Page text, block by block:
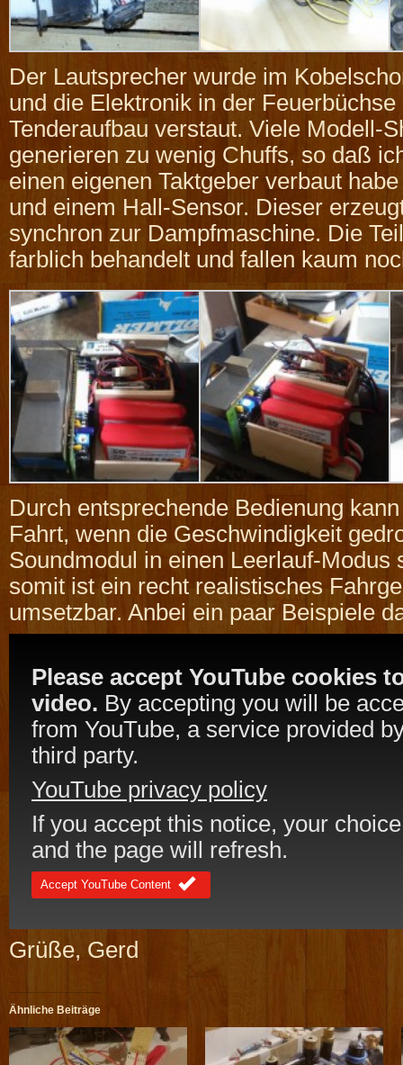
Der Lautsprecher wurde im
und die Elektronik in der Feuerbüchse
Tenderaufbau verstaut. Viele Modell-
generieren zu wenig Chuffs, so daß
einen eigenen Taktgeber verbaut
und einem Hall-Sensor. Dieser
synchron zur Dampfmaschine. Die
farblich behandelt und fallen kaum
Durch entsprechende Bedienung
Fahrt, wenn die Geschwindigkeit
Soundmodul in einen Leerlauf-Modus
somit ist ein recht realistisches
umsetzbar. Anbei ein paar Beispiele
Please accept YouTube cookies
video. By accepting you will be
from YouTube, a service provided
third party.
YouTube privacy policy
If you accept this notice, your
and the page will refresh.
Accept YouTube Content
Grüße, Gerd
Ähnliche Beiträge